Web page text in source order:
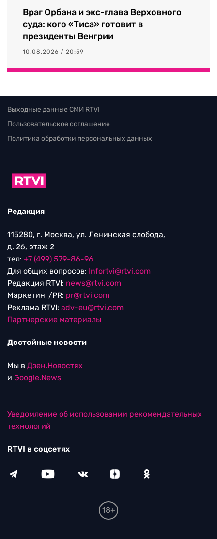
Враг Орбана и экс-глава Верховного
суда: кого «Тиса» готовит в
президенты Венгрии
10.08.2026 / 20:59
Выходные данные СМИ RTVI
Пользовательское соглашение
Политика обработки персональных данных
Редакция
115280, г. Москва, ул. Ленинская слобода,
д. 26, этаж 2
тел: +7 (499) 579-86-96
Для общих вопросов: Infortvi@rtvi.com
Редакция RTVI: news@rtvi.com
Маркетинг/PR: pr@rtvi.com
Реклама RTVI: adv-eu@rtvi.com
Партнерские материалы
Достойные новости
Мы в Дзен.Новостях
и Google.News
Уведомление об использовании рекомендательных
технологий
RTVI в соцсетях
18+